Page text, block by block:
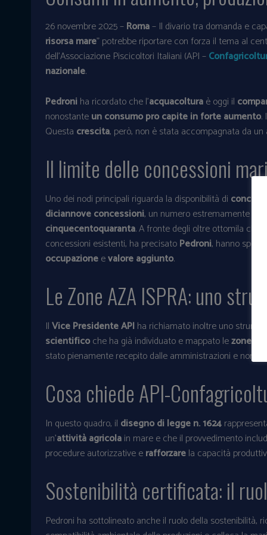
26 novembre 2025 –Roma– Il divario tra domanda e
risorsa mare” potrebbe riportare con forza il tema al
dell’Associazione Piscicoltori Italiani (API –
nazionale.
Pedroni ha ricordato che l’acquacolturaè oggi il
nonostanteun consumo pro capite in forte aumento.
Questa crescita, però, non è stata accompagnata da
Il limite delle concessioni
Uno dei nodi principali riguarda la disponibilità di
diciannove concessioni, un numero estremamente
cinquecentoquaranta. A fronte degli oltre ottomila
concessioni esistenti, ha precisatoPedroni, hanno
occupazioneevalore aggiunto.
Le Zone AZA ISPRA: uno
IlVice Presidente API ha richiamato inoltre uno
scientificoche ha già individuato e mappato lezone
stato pienamente recepito dalle amministrazioni e non ha
Cosa chiede API-
In questo quadro, il disegno di legge n. 1624
un’attività agricolain mare e che il provvedimento
procedure autorizzative erafforzarela capacità
Sostenibilità certificata: il
Pedroni ha sottolineato anche il ruolo della sostenibilità,